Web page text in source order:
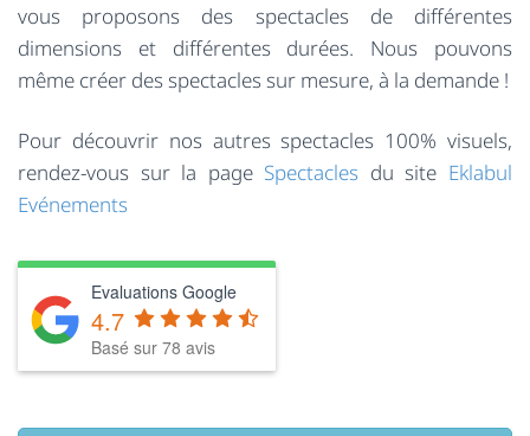
vous proposons des spectacles de différentes
dimensions et différentes durées. Nous pouvons
même créer des spectacles sur mesure, à la demande !
Pour découvrir nos autres spectacles 100% visuels,
rendez-vous sur la page Spectacles du site Eklabul
Evénements
Evaluations Google
4.7
Basé sur 78 avis